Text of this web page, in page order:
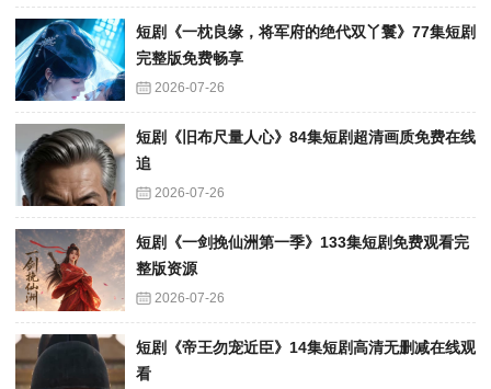
短剧《一枕良缘，将军府的绝代双丫鬟》77集短剧
完整版免费畅享
2026-07-26
短剧《旧布尺量人心》84集短剧超清画质免费在线
追
2026-07-26
短剧《一剑挽仙洲第一季》133集短剧免费观看完
整版资源
2026-07-26
短剧《帝王勿宠近臣》14集短剧高清无删减在线观
看